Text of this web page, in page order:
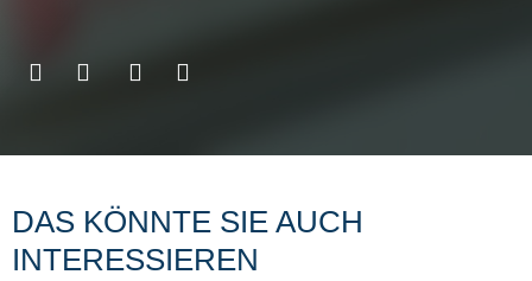
DAS KÖNNTE SIE AUCH
INTERESSIEREN